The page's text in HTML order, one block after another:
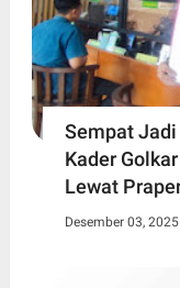
Sempat Jadi
Kader
Lewat
Desember 03, 2025